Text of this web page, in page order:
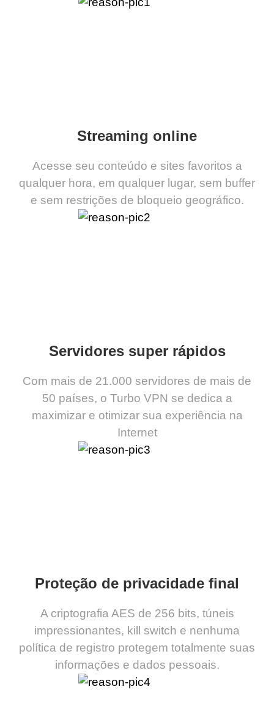
Streaming online
Acesse seu conteúdo e sites favoritos a
qualquer hora, em qualquer lugar, sem buffer
e sem restrições de bloqueio geográfico.
Servidores super rápidos
Com mais de 21.000 servidores de mais de
50 países, o Turbo VPN se dedica a
maximizar e otimizar sua experiência na
Internet
Proteção de privacidade final
A criptografia AES de 256 bits, túneis
impressionantes, kill switch e nenhuma
política de registro protegem totalmente suas
informações e dados pessoais.